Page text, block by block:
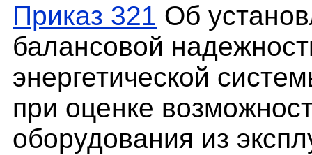
Приказ 321 Об
балансовой
энергетической
при оценке
оборудования из